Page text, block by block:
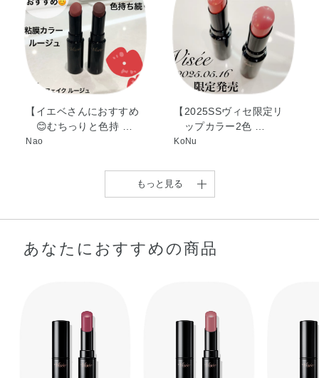
ン／プロピレン）コポリマー・アルミナ・カルナウバロ
ウ・キャンデリラロウ・キャンデリラロウエステルズ・シ
リカ・ジメチルシリル化シリカ・スクワラン・ハイドロゲ
ンジメチコン・炭酸Ca・酸化チタン・酸化鉄・黄4・赤
【イエベさんにおすすめ
😊むちっりと色持 …
Nao
【2025SSヴィセ限定リ
ップカラー2色 …
KoNu
Visee ネンマクフェイク
ルージュ 限 …
ヴィセの大人気アイテム
ネンマクフェイク …
【大人気♡粘膜フェイク
ルージュのホリデー …
【ディープカラーで魅惑
な唇に！💄】 …
人気のヴィセ ネンマクフ
ェイクルージュか …
【 むっちり色気のあるく
ちびるに♡ 】 …
もっと見る
あなたにおすすめの商品